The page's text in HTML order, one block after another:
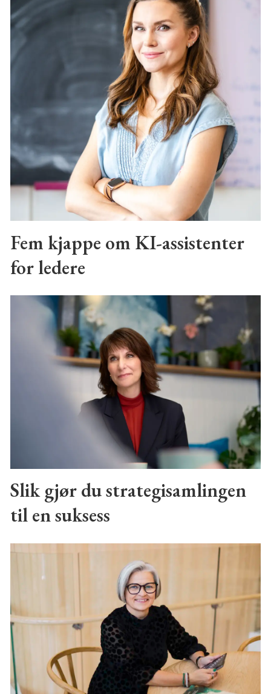
Fem kjappe om KI-assistenter
for ledere
Slik gjør du strategisamlingen
til en suksess